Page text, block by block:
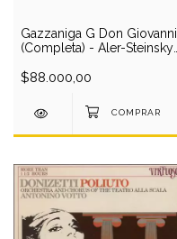
Gazzaniga G Don Giovanni
(Completa) - Aler-Steinsky-
Kannen/Soltesz (2 CD)
$88.000,00